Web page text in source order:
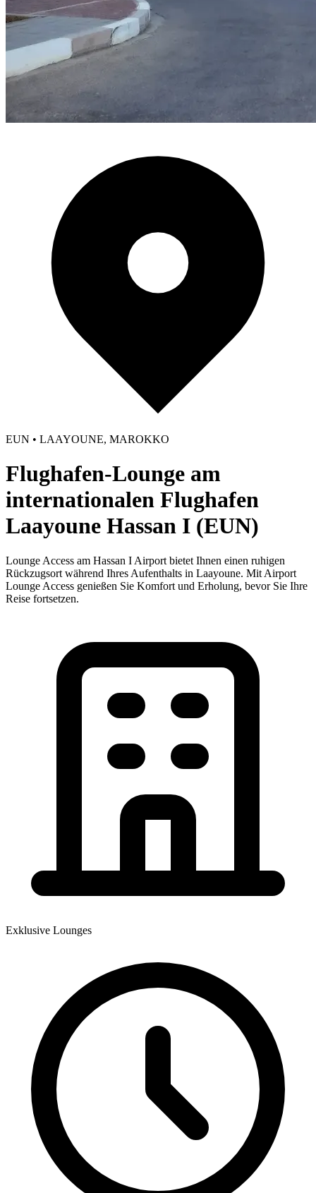
EUN • LAAYOUNE, MAROKKO
Flughafen-Lounge am
internationalen Flughafen
Laayoune Hassan I (EUN)
Lounge Access am Hassan I Airport bietet Ihnen einen ruhigen
Rückzugsort während Ihres Aufenthalts in Laayoune. Mit Airport
Lounge Access genießen Sie Komfort und Erholung, bevor Sie Ihre
Reise fortsetzen.
Exklusive Lounges